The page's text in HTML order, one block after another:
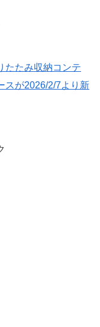
たたみ収納コンテ
スが2026/2/7より新